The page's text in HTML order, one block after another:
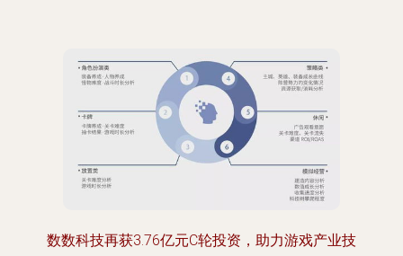
数数科技再获3.76亿元C轮投资，助力游戏产业技